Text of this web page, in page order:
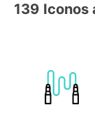
139 Iconos